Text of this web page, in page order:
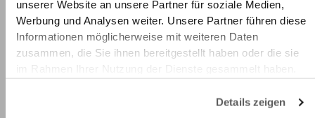
unserer Website an unsere Partner für soziale Medien,
Werbung und Analysen weiter. Unsere Partner führen diese
Informationen möglicherweise mit weiteren Daten
zusammen, die Sie ihnen bereitgestellt haben oder die sie
Details zeigen
Versand & Retoure
Herstellerinformation